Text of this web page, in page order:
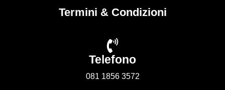
Termini & Condizioni
Telefono
081 1856 3572